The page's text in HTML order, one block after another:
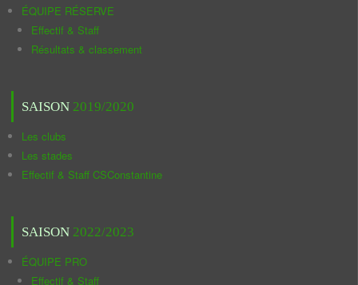
ÉQUIPE RÉSERVE
Effectif & Staff
Résultats & classement
SAISON 2019/2020
Les clubs
Les stades
Effectif & Staff CSConstantine
SAISON 2022/2023
ÉQUIPE PRO
Effectif & Staff